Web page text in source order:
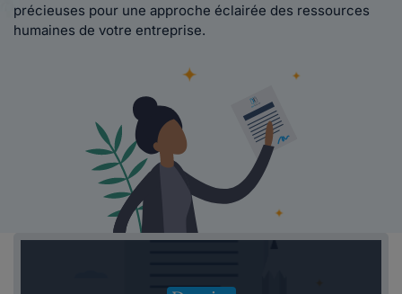
précieuses pour une approche éclairée des ressources
humaines de votre entreprise.